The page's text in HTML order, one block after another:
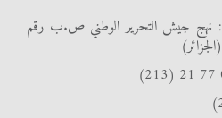
: نهج جيش التحرير الوطني ص.ب رقم